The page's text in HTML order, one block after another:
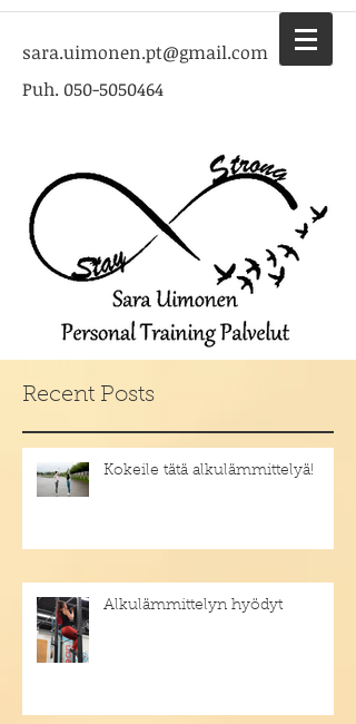
sara.uimonen.pt@gmail.com
Puh. 050-5050464
Recent Posts
Kokeile tätä alkulämmittelyä!
Alkulämmittelyn hyödyt